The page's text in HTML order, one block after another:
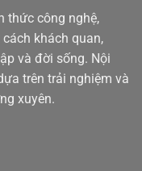
thức công nghệ,
khách quan,
và đời sống. Nội
trên trải nghiệm và
xuyên.